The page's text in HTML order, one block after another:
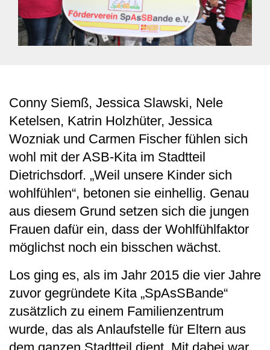
Conny Siemß, Jessica Slawski, Nele
Ketelsen, Katrin Holzhüter, Jessica
Wozniak und Carmen Fischer fühlen sich
wohl mit der ASB-Kita im Stadtteil
Dietrichsdorf. „Weil unsere Kinder sich
wohlfühlen“, betonen sie einhellig. Genau
aus diesem Grund setzen sich die jungen
Frauen dafür ein, dass der Wohlfühlfaktor
möglichst noch ein bisschen wächst.
Los ging es, als im Jahr 2015 die vier Jahre
zuvor gegründete Kita „SpAsSBande“
zusätzlich zu einem Familienzentrum
wurde, das als Anlaufstelle für Eltern aus